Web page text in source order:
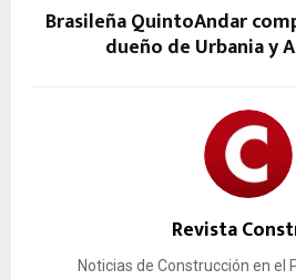
Brasileña QuintoAndar
dueño de Urbania y
Revista
Noticias de Construcción en el